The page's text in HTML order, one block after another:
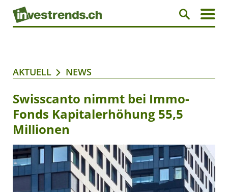
AKTUELL NEWS
Swisscanto nimmt bei Immo-
Fonds Kapitalerhöhung 55,5
Millionen